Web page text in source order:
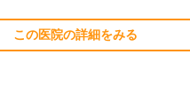
この医院の詳細をみる